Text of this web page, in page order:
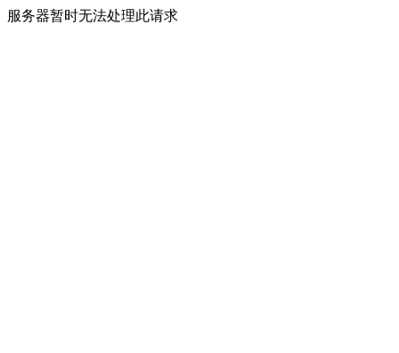
服务器暂时无法处理此请求